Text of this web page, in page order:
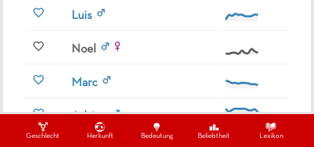
Geschlecht Herkunft Bedeutung Beliebtheit Lexikon
Luis
Noel
Marc
Adrien